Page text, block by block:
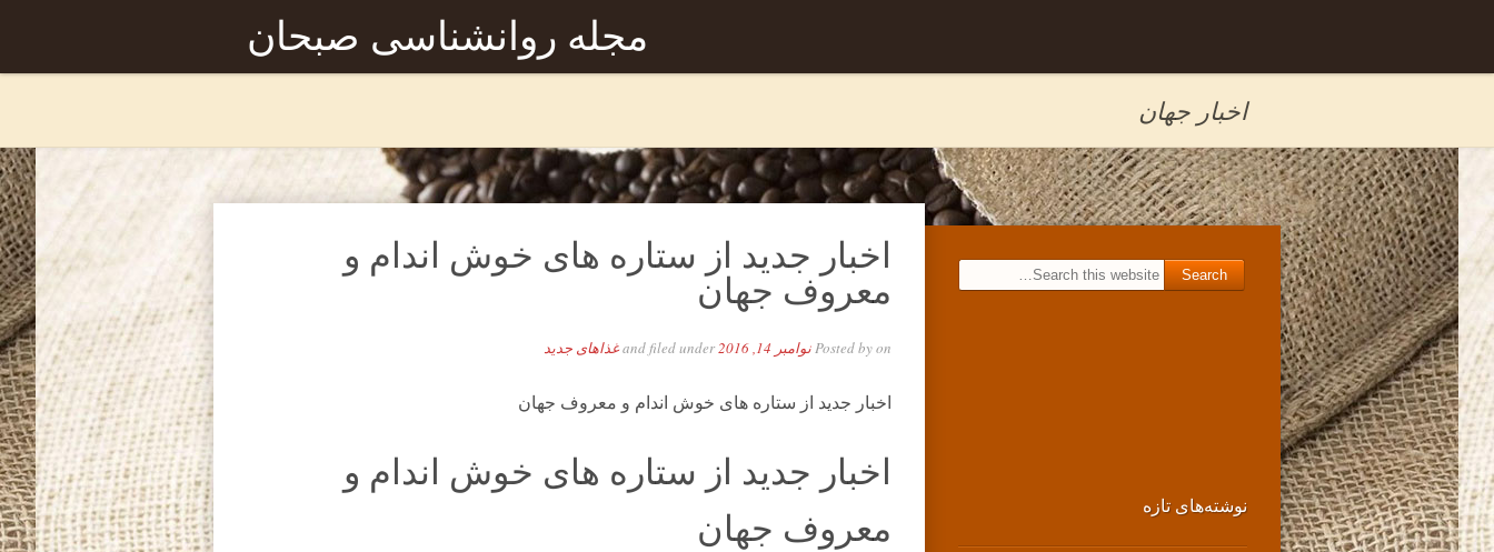
مجله روانشناسی صبحان
اخبار جهان
اخبار جدید از ستاره های خوش اندام و
معروف جهان
Posted byon نوامبر 14, 2016 and filed underغذاهای جدید
اخبار جدید از ستاره های خوش اندام و معروف جهان
اخبار جدید از ستاره های خوش اندام و
معروف جهان
Search for:
نوشته‌های تازه